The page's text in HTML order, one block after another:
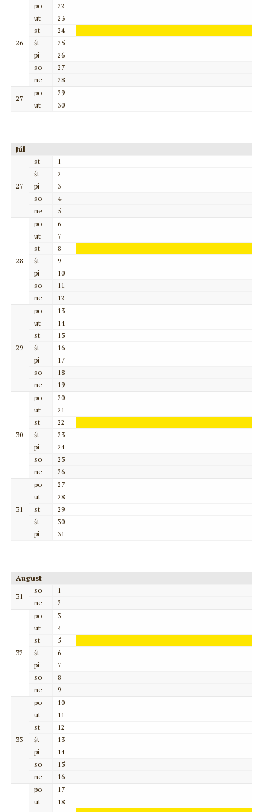
26
po
22
ut
23
st
24
št
25
pi
26
so
27
ne
28
27
po
29
ut
30
Júl
27
st
1
št
2
pi
3
so
4
ne
5
28
po
6
ut
7
st
8
št
9
pi
10
so
11
ne
12
29
po
13
ut
14
st
15
št
16
pi
17
so
18
ne
19
30
po
20
ut
21
st
22
št
23
pi
24
so
25
ne
26
31
po
27
ut
28
st
29
št
30
pi
31
August
31
so
1
ne
2
32
po
3
ut
4
st
5
št
6
pi
7
so
8
ne
9
33
po
10
ut
11
st
12
št
13
pi
14
so
15
ne
16
po
17
ut
18